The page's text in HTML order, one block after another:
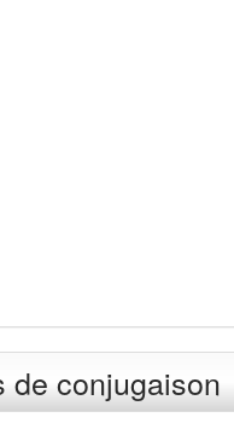
de conjugaison